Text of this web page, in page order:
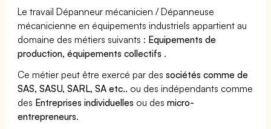
Le travail Dépanneur mécanicien / Dépanneuse
mécanicienne en équipements industriels appartient au
domaine des métiers suivants : Equipements de
production, équipements collectifs .
Ce métier peut être exercé par dessociétés comme de
SAS, SASU, SARL, SA etc.. ou des indépendants comme
des Entreprises individuelles ou desmicro-
entrepreneurs.